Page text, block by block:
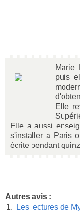
Marie
puis
Elle
Elle a aussi
s'installer à Paris
écrite pendant
Autres avis :
1.
Les lectures de